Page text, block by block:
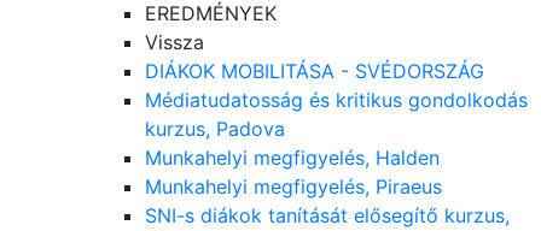
EREDMÉNYEK
Vissza
DIÁKOK MOBILITÁSA - SVÉDORSZÁG
Médiatudatosság és kritikus gondolkodás
kurzus, Padova
Munkahelyi megfigyelés, Halden
Munkahelyi megfigyelés, Piraeus
SNI-s diákok tanítását elősegítő kurzus,